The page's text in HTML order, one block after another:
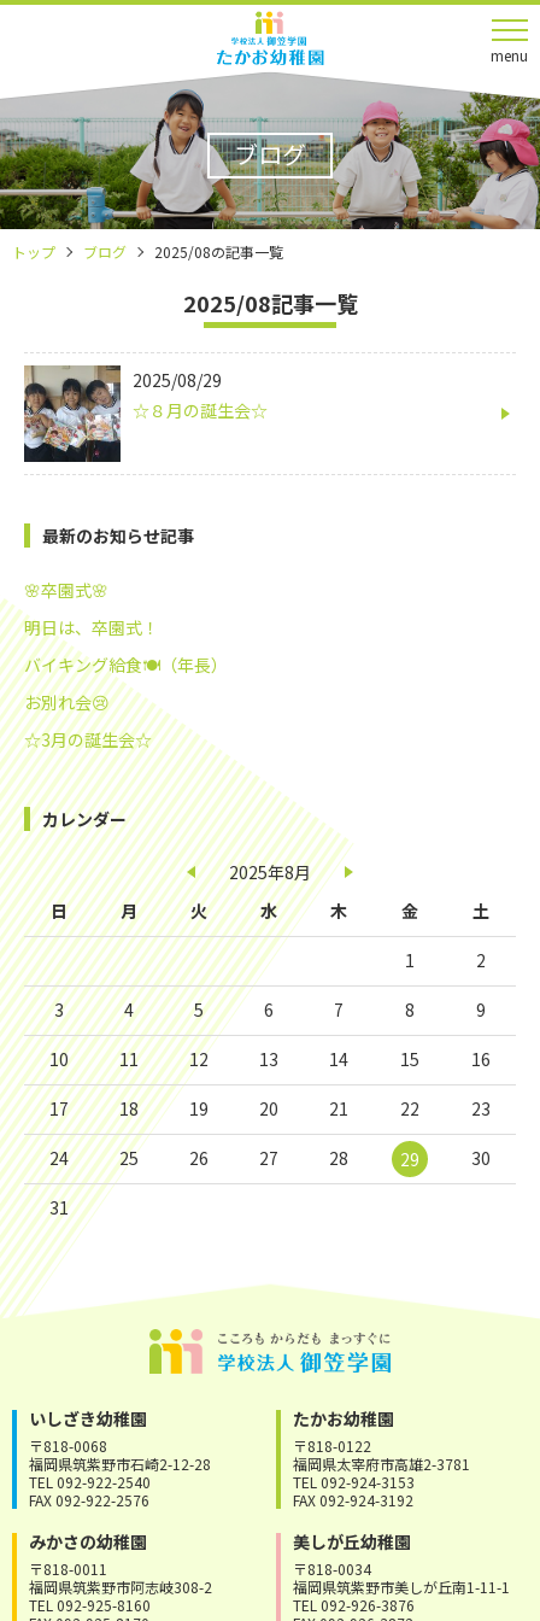
menu
ブログ
トップ ブログ 2025/08の記事一覧
2025/08記事一覧
2025/08/29
☆８月の誕生会☆
最新のお知らせ記事
🌸卒園式🌸
明日は、卒園式！
バイキング給食🍽️（年長）
お別れ会😢
☆3月の誕生会☆
カレンダー
2025年8月
日
月 火 水 木 金 土
1 2
3 4 5 6 7 8 9
10 11 12 13 14 15 16
17 18 19 20 21 22 23
24 25 26 27 28 29 30
31
いしざき幼稚園
〒818-0068
福岡県筑紫野市石崎2-12-28
TEL 092-922-2540
FAX 092-922-2576
たかお幼稚園
〒818-0122
福岡県太宰府市高雄2-3781
TEL 092-924-3153
FAX 092-924-3192
みかさの幼稚園
〒818-0011
福岡県筑紫野市阿志岐308-2
TEL 092-925-8160
美しが丘幼稚園
〒818-0034
福岡県筑紫野市美しが丘南1-11-1
TEL 092-926-3876